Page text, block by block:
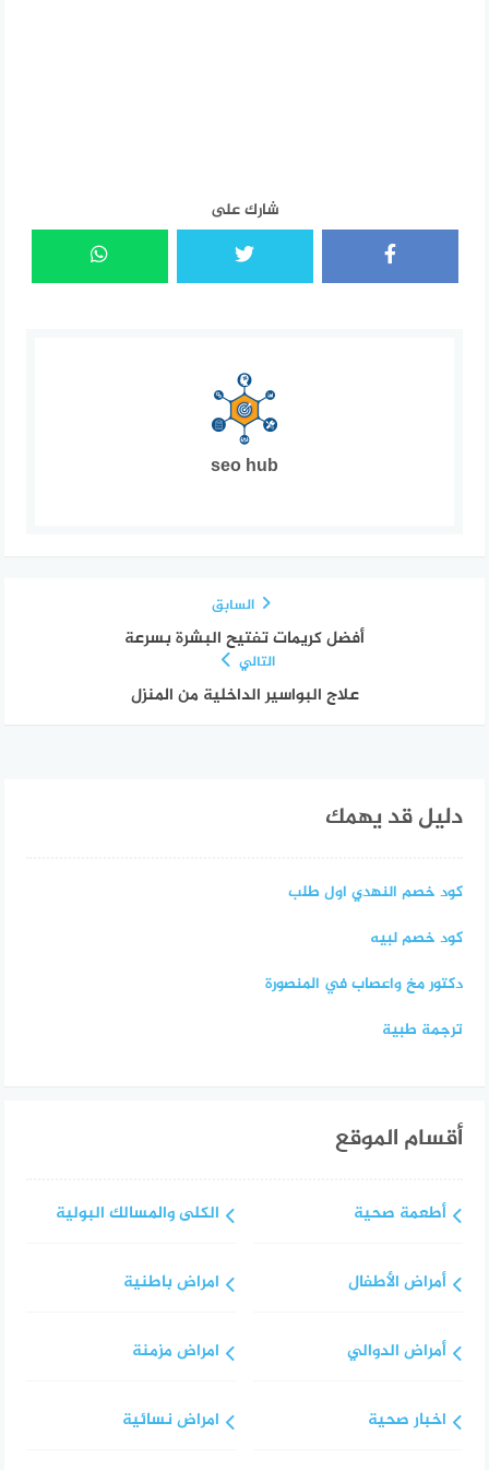
شارك على
seo hub
السابق
أفضل كريمات تفتيح البشرة بسرعة
التالي
علاج البواسير الداخلية من المنزل
دليل قد يهمك
كود خصم النهدي اول طلب
كود خصم لبيه
دكتور مخ واعصاب في المنصورة
ترجمة طبية
أقسام الموقع
أطعمة صحية
أمراض الأطفال
أمراض الدوالي
اخبار صحية
الكلى والمسالك البولية
امراض باطنية
امراض مزمنة
امراض نسائية